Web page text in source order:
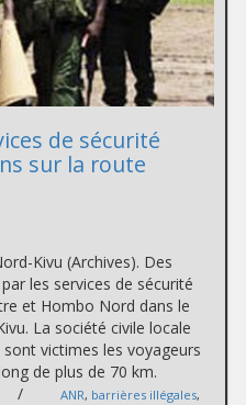
de sécurité
sur la route
Kivu (Archives). Des
les services de sécurité
et Hombo Nord dans le
La société civile locale
victimes les voyageurs
de plus de 70 km.
/ ANR, barrières illégales,